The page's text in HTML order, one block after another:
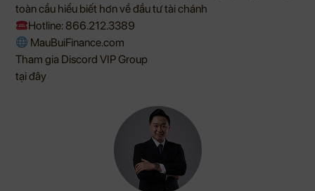
toàn cầu hiểu biết hơn về đầu tư tài chánh
Hotline: 866.212.3389
MauBuiFinance.com
Tham gia Discord VIP Group
tại đây